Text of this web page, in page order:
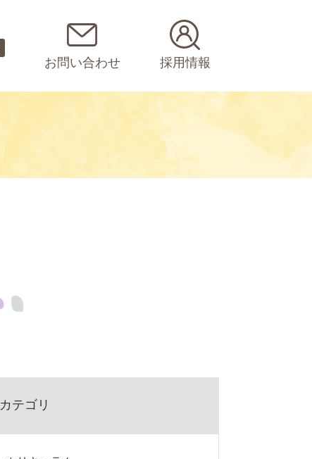
お問い合わせ 採用情報
カテゴリ